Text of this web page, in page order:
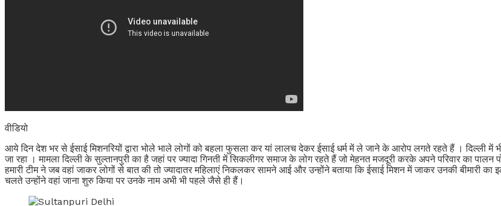
वीडियो
आये दिन देश भर से ईसाई मिशनरियों द्वारा भोले भाले लोगों को बहला फुसला कर यां लालच देकर ईसाई धर्म में ले जाने के आरोप लगते रहते हैं । दिल्ली में
जा रहा । मामला दिल्ली के सुल्तानपुरी का है जहां पर ज्यादा गिनती में सिकलीगर समाज के लोग रहते हैं जो मेहनत मजदूरी करके अपने परिवार का पालन
हमारी टीम ने जब वहां जाकर लोगों से बात की तो ज्यादातर महिलाएं निकलकर सामने आई और उन्होंने बताया कि ईसाई मिशन में जाकर उनकी बीमारी
चलते उन्होंने वहां जाना शुरु किया पर उनके नाम अभी भी पहले जैसे ही हैं।